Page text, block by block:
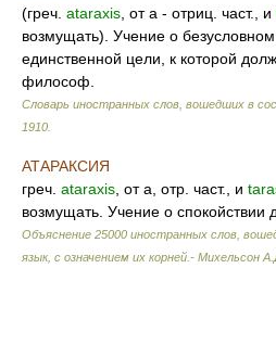
(греч. ataraxis , от а - отриц. част., и
возмущать). Учение о безусловном
единственной цели, к которой
философ.
Словарь иностранных слов, вошедших в
1910
АТАРАКСИЯ
греч. ataraxis , от а, отр. част., и
возмущать. Учение о спокойствии
Объяснение 25000 иностранных слов,
язык, с означением их корней.- Михельсон